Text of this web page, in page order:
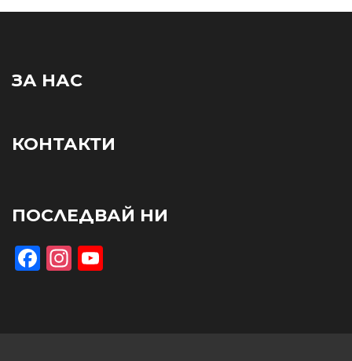
ЗА НАС
КОНТАКТИ
ПОСЛЕДВАЙ НИ
Facebook
Instagram